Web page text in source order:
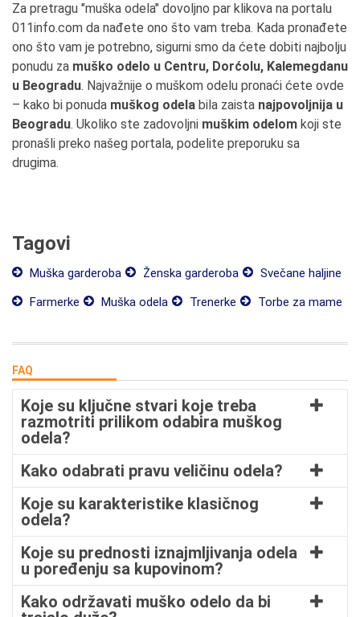
Za pretragu "muška odela" dovoljno par klikova na portalu
011info.com da nađete ono što vam treba. Kada pronađete
ono što vam je potrebno, sigurni smo da ćete dobiti najbolju
ponudu za muško odelo u Centru, Dorćolu, Kalemegdanu
u Beogradu. Najvažnije o muškom odelu pronaći ćete ovde
– kako bi ponuda muškog odela bila zaista najpovoljnija u
Beogradu. Ukoliko ste zadovoljni muškim odelom koji ste
pronašli preko našeg portala, podelite preporuku sa
drugima.
Tagovi
Muška garderoba Ženska garderoba
Svečane haljine
Farmerke
Muška odela Trenerke Torbe za mame
FAQ
Koje su ključne stvari koje treba
razmotriti prilikom odabira muškog
odela?
Kako odabrati pravu veličinu odela?
Koje su karakteristike klasičnog
odela?
Koje su prednosti iznajmljivanja odela
u poređenju sa kupovinom?
Kako održavati muško odelo da bi